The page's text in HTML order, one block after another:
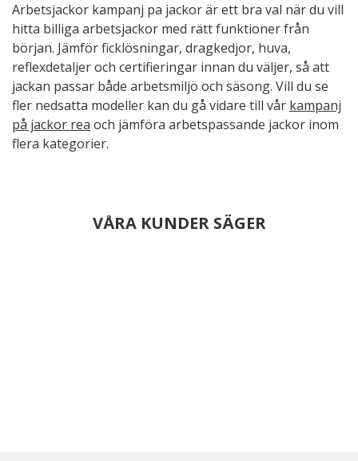
Arbetsjackor kampanj pa jackor är ett bra val när du vill
hitta billiga arbetsjackor med rätt funktioner från
början. Jämför ficklösningar, dragkedjor, huva,
reflexdetaljer och certifieringar innan du väljer, så att
jackan passar både arbetsmiljö och säsong. Vill du se
fler nedsatta modeller kan du gå vidare till vår kampanj
på jackor rea och jämföra arbetspassande jackor inom
flera kategorier.
VÅRA KUNDER SÄGER